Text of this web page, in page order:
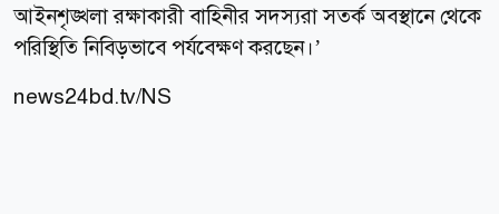
আইনশৃঙ্খলা রক্ষাকারী বাহিনীর সদস্যরা সতর্ক অবস্থানে থেকে
পরিস্থিতি নিবিড়ভাবে পর্যবেক্ষণ করছেন।’
news24bd.tv/NS